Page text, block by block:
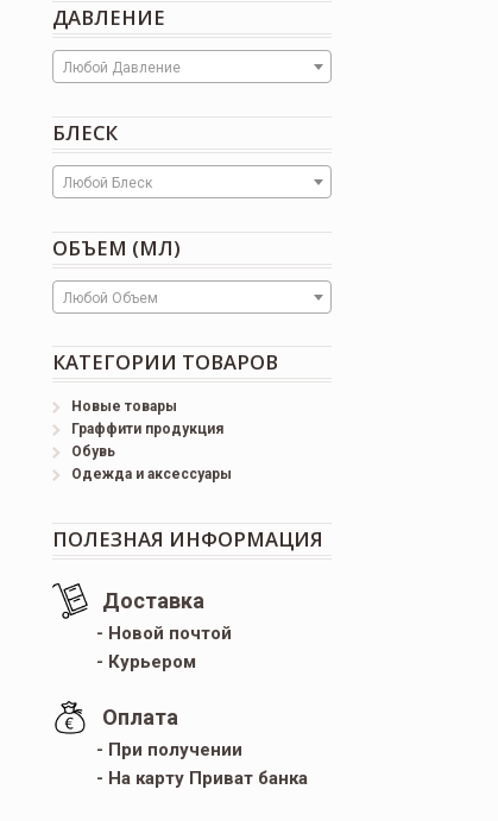
ДАВЛЕНИЕ
Любой Давление
БЛЕСК
Любой Блеск
ОБЪЕМ (МЛ)
Любой Объем
КАТЕГОРИИ ТОВАРОВ
Новые товары
Граффити продукция
Обувь
Одежда и аксессуары
ПОЛЕЗНАЯ ИНФОРМАЦИЯ
Доставка
- Новой почтой
- Курьером
Оплата
- При получении
- На карту Приват банка